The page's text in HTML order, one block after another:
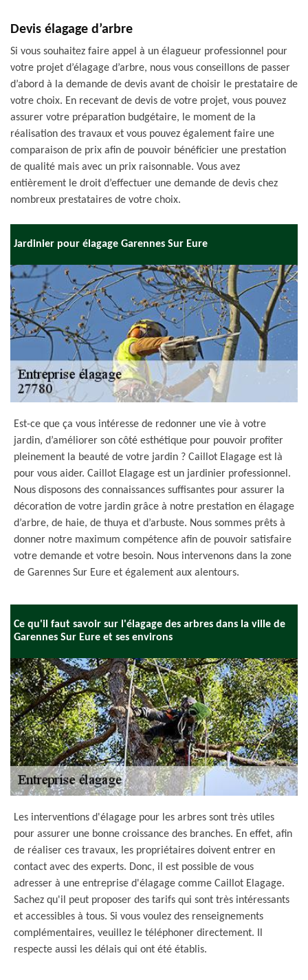
Devis élagage d’arbre
Si vous souhaitez faire appel à un élagueur professionnel pour
votre projet d’élagage d’arbre, nous vous conseillons de passer
d’abord à la demande de devis avant de choisir le prestataire de
votre choix. En recevant de devis de votre projet, vous pouvez
assurer votre préparation budgétaire, le moment de la
réalisation des travaux et vous pouvez également faire une
comparaison de prix afin de pouvoir bénéficier une prestation
de qualité mais avec un prix raisonnable. Vous avez
entièrement le droit d’effectuer une demande de devis chez
nombreux prestataires de votre choix.
Jardinier pour élagage Garennes Sur Eure
Est-ce que ça vous intéresse de redonner une vie à votre
jardin, d’améliorer son côté esthétique pour pouvoir profiter
pleinement la beauté de votre jardin ? Caillot Elagage est là
pour vous aider. Caillot Elagage est un jardinier professionnel.
Nous disposons des connaissances suffisantes pour assurer la
décoration de votre jardin grâce à notre prestation en élagage
d’arbre, de haie, de thuya et d’arbuste. Nous sommes prêts à
donner notre maximum compétence afin de pouvoir satisfaire
votre demande et votre besoin. Nous intervenons dans la zone
de Garennes Sur Eure et également aux alentours.
Ce qu'il faut savoir sur l'élagage des arbres dans la ville de
Garennes Sur Eure et ses environs
Les interventions d'élagage pour les arbres sont très utiles
pour assurer une bonne croissance des branches. En effet, afin
de réaliser ces travaux, les propriétaires doivent entrer en
contact avec des experts. Donc, il est possible de vous
adresser à une entreprise d'élagage comme Caillot Elagage.
Sachez qu'il peut proposer des tarifs qui sont très intéressants
et accessibles à tous. Si vous voulez des renseignements
complémentaires, veuillez le téléphoner directement. Il
respecte aussi les délais qui ont été établis.